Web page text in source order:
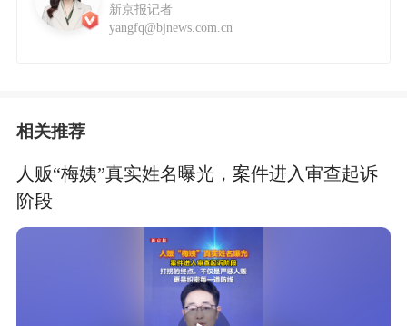
新京报记者
yangfq@bjnews.com.cn
相关推荐
人贩“梅姨”真实姓名曝光，案件进入审查起诉
阶段